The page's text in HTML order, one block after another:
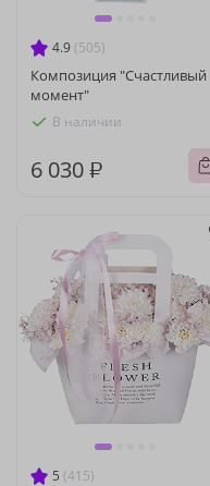
4.9 (505)
Композиция "Счастливый
момент"
В наличии
6 030 ₽
5 (415)